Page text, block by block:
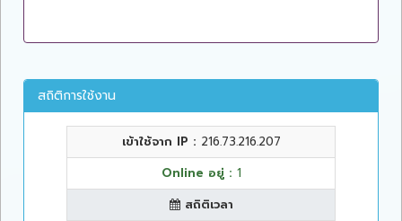
สถิติการใช้งาน
เข้าใช้จาก IP : 216.73.216.207
Online อยู่ : 1
สถิติเวลา